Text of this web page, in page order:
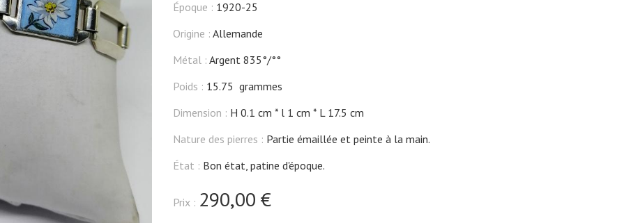
Époque : 1920-25
Origine : Allemande
Métal : Argent 835°/°°
Poids : 15.75 grammes
Dimension : H 0.1 cm l 1 cm
L 17.5 cm
Nature des pierres : Partie émaillée et peinte à la main.
État : Bon état, patine d'époque.
Prix : 290,00 €